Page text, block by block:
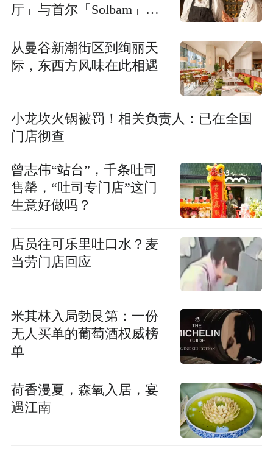
厅」与首尔「Solbam」共
从曼谷新潮街区到绚丽天
际，东西方风味在此相遇
小龙坎火锅被罚！相关负责人：已在全国
门店彻查
曾志伟“站台”，千条吐司
售罄，“吐司专门店”这门
生意好做吗？
店员往可乐里吐口水？麦
当劳门店回应
米其林入局勃艮第：一份
无人买单的葡萄酒权威榜
单
荷香漫夏，森氧入居，宴
遇江南